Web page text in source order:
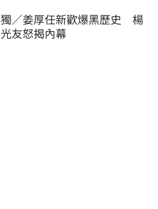
獨／姜厚任新歡爆黑歷史　楊
光友怒揭內幕